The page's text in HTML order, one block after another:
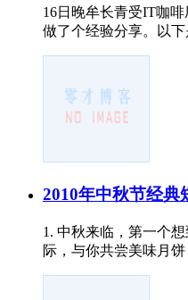
16日晚牟长青受IT咖
做了个经验分享。以
2010年中秋节经典
1. 中秋来临，第一个
际，与你共尝美味月